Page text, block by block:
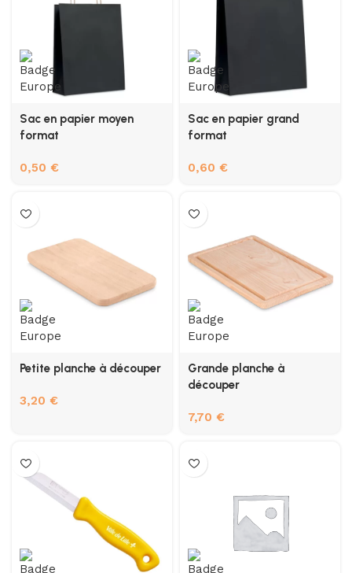
Sac en papier moyen
format
0,50 €
Sac en papier grand
format
0,60 €
Petite planche à découper
3,20 €
Grande planche à
découper
7,70 €